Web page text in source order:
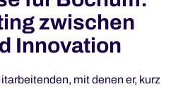
zwischen
Innovation
mit denen er, kurz